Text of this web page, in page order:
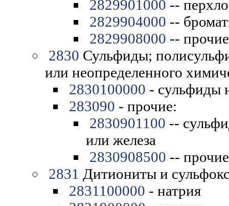
2829901000 --
2829904000 --
2829908000 -- прочие
2830 Сульфиды;
или неопределенного
2830100000 - сульфиды
283090 - прочие:
2830901100 --
или железа
2830908500 -- прочие
2831 Дитиониты и
2831100000 - натрия